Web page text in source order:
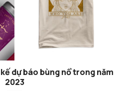
dự báo bùng nổ trong năm
2023